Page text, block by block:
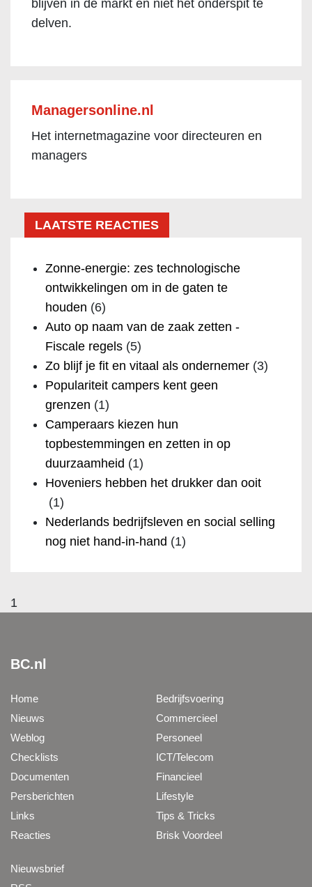
blijven in de markt en niet het onderspit te
delven.
Managersonline.nl
Het internetmagazine voor directeuren en
managers
LAATSTE REACTIES
Zonne-energie: zes technologische
ontwikkelingen om in de gaten te
houden (6)
Auto op naam van de zaak zetten -
Fiscale regels (5)
Zo blijf je fit en vitaal als ondernemer (3)
Populariteit campers kent geen
grenzen (1)
Camperaars kiezen hun
topbestemmingen en zetten in op
duurzaamheid (1)
Hoveniers hebben het drukker dan ooit
(1)
Nederlands bedrijfsleven en social selling
nog niet hand-in-hand (1)
1
BC.nl
Home
Nieuws
Weblog
Checklists
Documenten
Persberichten
Links
Reacties
Bedrijfsvoering
Commercieel
Personeel
ICT/Telecom
Financieel
Lifestyle
Tips & Tricks
Brisk Voordeel
Nieuwsbrief